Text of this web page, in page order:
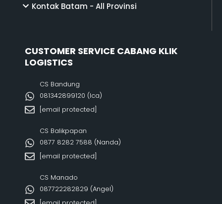
Kontak Batam - All Provinsi
CUSTOMER SERVICE CABANG KLIK
LOGISTICS
CS Bandung
081342899120‬ (Ica)
[email protected]
CS Balikpapan
0877 8282 7588 (Nanda)
[email protected]
CS Manado
087722282829 (Angel)